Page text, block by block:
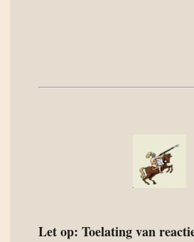
Let op: Toelating van